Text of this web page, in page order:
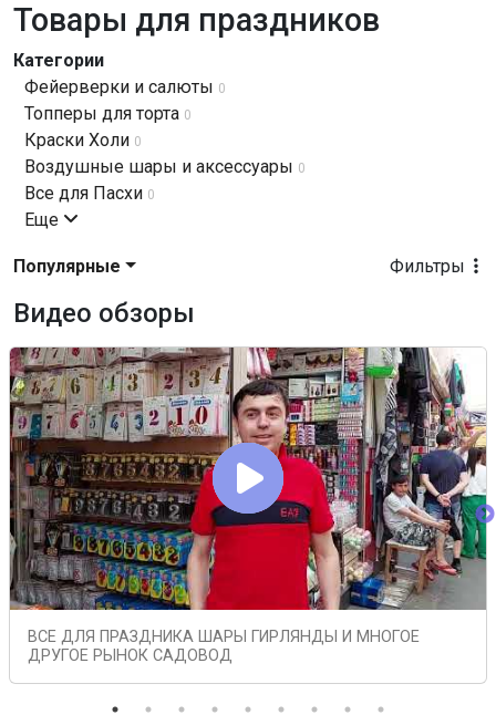
Товары для праздников
Категории
Фейерверки и салюты 0
Топперы для торта 0
Краски Холи 0
Воздушные шары и аксессуары 0
Все для Пасхи 0
Еще
Фильтры
Популярные
Видео обзоры
ВСЕ ДЛЯ ПРАЗДНИКА ШАРЫ ГИРЛЯНДЫ И МНОГОЕ
ДРУГОЕ РЫНОК САДОВОД